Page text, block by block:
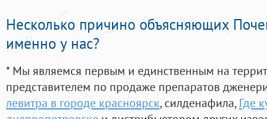
Несколько причино объясняющих
именно у нас?
* Мы являемся первым и единственным на
представителем по продаже препаратов
левитра в городе красноярск, силденафила, Где